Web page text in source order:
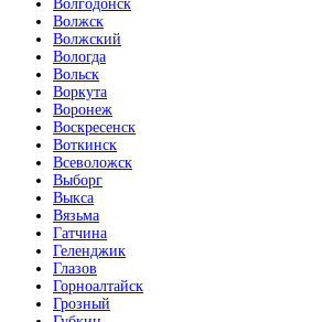
Волгодонск
Волжск
Волжский
Вологда
Вольск
Воркута
Воронеж
Воскресенск
Воткинск
Всеволожск
Выборг
Выкса
Вязьма
Гатчина
Геленджик
Глазов
Горноалтайск
Грозный